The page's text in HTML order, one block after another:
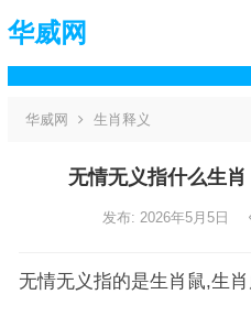
华威网
华威网 生肖释义
无情无义指什么生
发布: 2026年5月5日
无情无义指的是生肖鼠,生